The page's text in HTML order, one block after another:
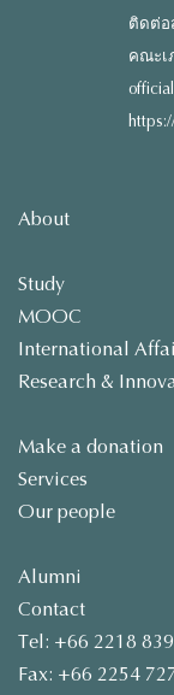
ติดต่อ
คณะเ
About
Study
MOOC
International
Research &
Make a donation
Services
Our people
Alumni
Contact
Tel: +66 2218
Fax: +66 2254